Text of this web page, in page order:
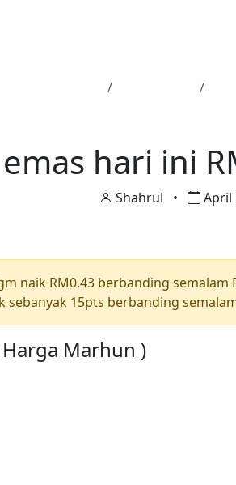
hari ini
Shahrul • April
naik RM0.43 berbanding semalam
sebanyak 15pts berbanding
Marhun )